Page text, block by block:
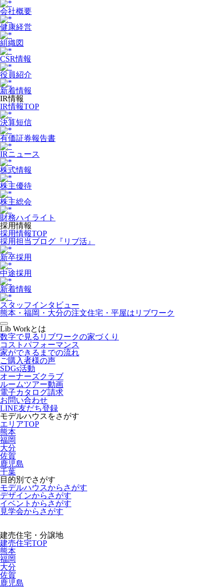
会社概要
健康経営
組織図
CSR情報
役員紹介
新着情報
IR情報
IR情報TOP
決算短信
有価証券報告書
IRニュース
株式情報
株主優待
株主総会
財務ハイライト
採用情報
採用情報TOP
採用担当ブログ『リブ活』
新卒採用
中途採用
新着情報
スタッフインタビュー
熊本・福岡・大分の注文住宅・平屋はリブワーク
Lib Workとは
数字で見るリブワークの家づくり
コストパフォーマンス
家ができるまでの流れ
ご購入者様の声
SDGs活動
オーナーズクラブ
ルームツアー動画
電子カタログ請求
お問い合わせ
LINE友だち登録
モデルハウスをさがす
エリアTOP
熊本
福岡
大分
佐賀
鹿児島
千葉
目的別でさがす
モデルハウスからさがす
デザインからさがす
イベントからさがす
見学会からさがす
建売住宅・分譲地
建売住宅TOP
熊本
福岡
大分
佐賀
鹿児島